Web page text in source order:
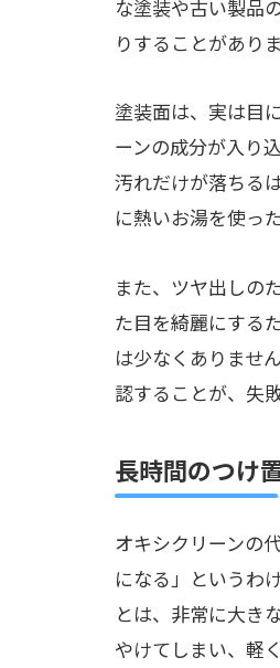
な塗装や古い製品
りすることがありま
塗装面は、実は目
ーンの成分が入り
汚れだけが落ちる
に熱いお湯を使っ
また、ツヤ出しの
た目を綺麗にする
は少なくありませ
認することが、失
長時間のつけ
オキシクリーンの
になる」というわ
とは、非常に大き
やけてしまい、軽